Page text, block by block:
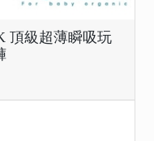
頂級超薄瞬吸玩